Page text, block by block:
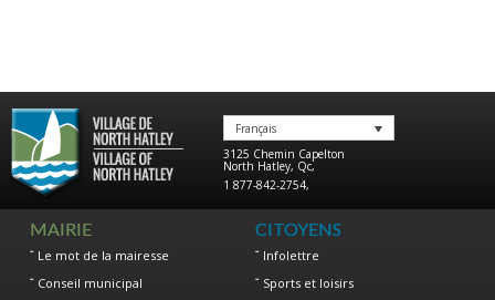
Français
3125 Chemin Capelton
North Hatley, Qc,
1 877-842-2754,
MAIRIE
Le mot de la mairesse
Conseil municipal
CITOYENS
Infolettre
Sports et loisirs